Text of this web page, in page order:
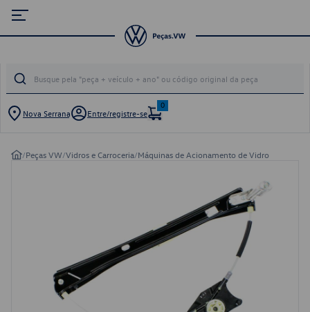
Nova Serrana Entre/registre-se
0
/Peças VW/Vidros e Carroceria/Máquinas de Acionamento de Vidro